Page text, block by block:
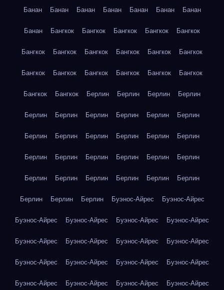
Банан Банан Банан Банан Банан Банан Банан
Банан Бангкок Бангкок Бангкок Бангкок Бангкок
Бангкок Бангкок Бангкок Бангкок Бангкок Бангкок
Бангкок Бангкок Бангкок Бангкок Бангкок Бангкок
Бангкок Бангкок Берлин Берлин Берлин Берлин
Берлин Берлин Берлин Берлин Берлин Берлин
Берлин Берлин Берлин Берлин Берлин Берлин
Берлин Берлин Берлин Берлин Берлин Берлин
Берлин Берлин Берлин Берлин Берлин Берлин
Берлин Берлин Берлин Буэнос-Айрес Буэнос-Айрес
Буэнос-Айрес Буэнос-Айрес Буэнос-Айрес Буэнос-Айрес
Буэнос-Айрес Буэнос-Айрес Буэнос-Айрес Буэнос-Айрес
Буэнос-Айрес Буэнос-Айрес Буэнос-Айрес Буэнос-Айрес
Буэнос-Айрес Буэнос-Айрес Буэнос-Айрес Буэнос-Айрес